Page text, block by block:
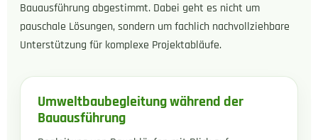
Bauausführung abgestimmt. Dabei geht es nicht um
pauschale Lösungen, sondern um fachlich nachvollziehbare
Unterstützung für komplexe Projektabläufe.
Umweltbaubegleitung während der
Bauausführung